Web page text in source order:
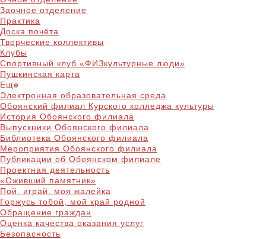
Заочное отделение
Практика
Доска почёта
Творческие коллективы
Клубы
Спортивный клуб «ФИЗкультурные люди»
Пушкинская карта
Еще
Электронная образовательная среда
Обоянский филиал Курского колледжа культуры
История Обоянского филиала
Выпускники Обоянского филиала
Библиотека Обоянского филиала
Мероприятия Обоянского филиала
Публикации об Обоянском филиале
Проектная деятельность
«Оживший памятник»
Пой, играй, моя жалейка
Горжусь тобой, мой край родной
Обращение граждан
Оценка качества оказания услуг
Безопасность